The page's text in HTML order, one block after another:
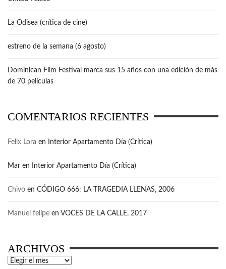
La Odisea (crítica de cine)
estreno de la semana (6 agosto)
Dominican Film Festival marca sus 15 años con una edición de más
de 70 películas
COMENTARIOS RECIENTES
Felix Lora en Interior Apartamento Día (Crítica)
Mar en Interior Apartamento Día (Crítica)
Chivo en CÓDIGO 666: LA TRAGEDIA LLENAS, 2006
Manuel felipe en VOCES DE LA CALLE, 2017
ARCHIVOS
Archivos